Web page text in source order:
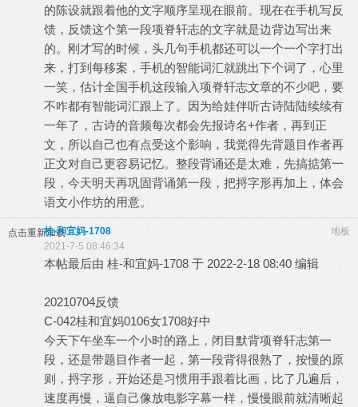
的陈设就跟着他的文字顺序呈现在眼前。现在在手机写反
馈，反馈这个第一段项脊轩志的文字就是边背边写出来
的。刚才写的时候，头几句手机都还可以一个一个字打出
来，打到每移案，手机的智能词汇就跳出下个词了，心里
一笑，估计全国手机这段输入项脊轩志文章的不少吧，要
不咋都有智能词汇跟上了。因为给娃伴听古诗陆陆续续有
一年了，古诗的音频每次都会先报诗名+作者，再到正
文，所以自己也有点受这个影响，我觉得先背题目作者再
正文对自己更容易记忆。整段背诵还是太难，先搞掂第一
段，今天明天再巩固背诵第一段，把捋字形再加上，体会
语文小作坊的用意。
点击重新加载 地板
桂-和宜妈-1708
2021-7-5 08:46:34
本帖最后由 桂-和宜妈-1708 于 2022-2-18 08:40 编辑
20210704反馈
C-042桂和宜妈0106女1708好中
今天下午坐车一个小时的路上，闭目默背项脊轩志第一
段，还是带题目作者一起，第一段背得很熟了，按慢的原
则，捋字形，开始还是习惯用手跟着比画，比了几遍后，
速度再慢，逼自己像放电影字幕一样，慢慢眼前就清晰起